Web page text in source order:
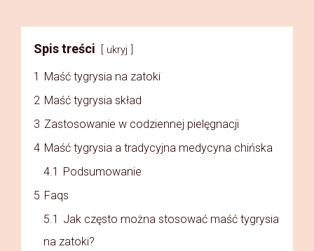
Spis treści ukryj
1 Maść tygrysia na zatoki
2 Maść tygrysia skład
3 Zastosowanie w codziennej pielęgnacji
4 Maść tygrysia a tradycyjna medycyna chińska
4.1 Podsumowanie
5 Faqs
5.1 Jak często można stosować maść tygrysia
na zatoki?